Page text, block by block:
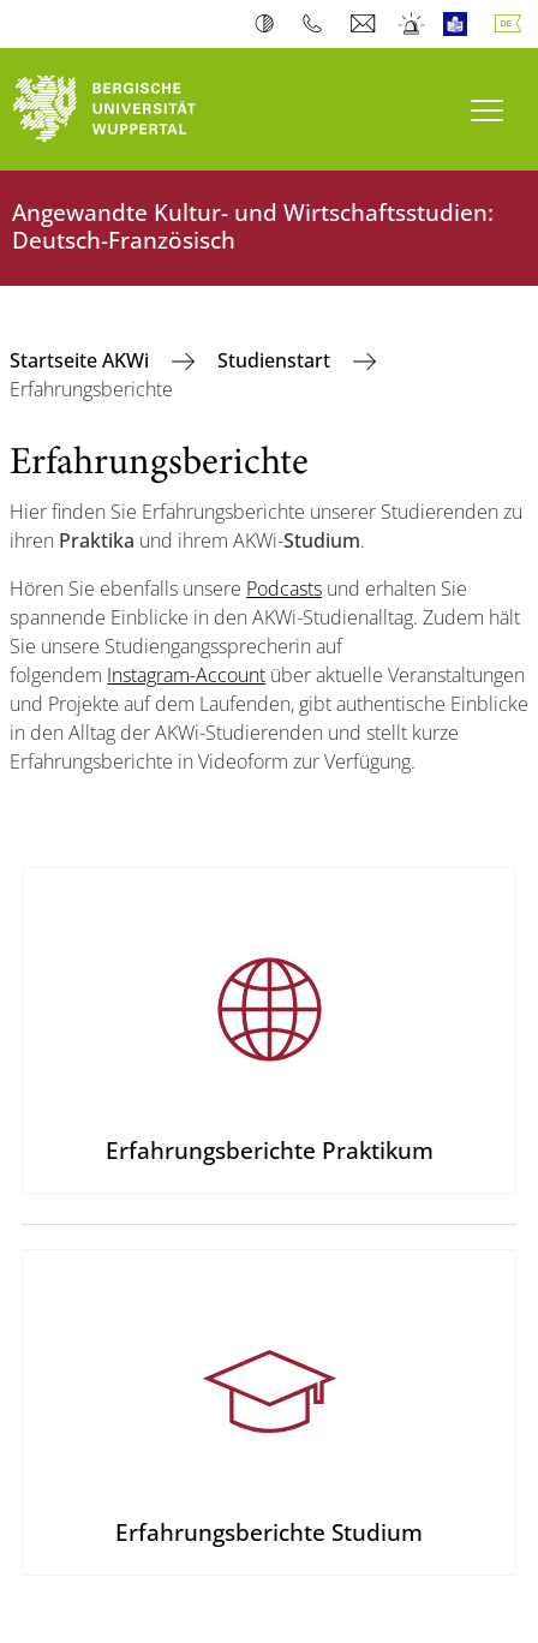
Angewandte Kultur- und Wirtschaftsstudien:
Deutsch-Französisch
Startseite AKWi
Studienstart
Erfahrungsberichte
Erfahrungsberichte
Hier finden Sie Erfahrungsberichte unserer Studierenden zu
ihren Praktika und ihrem AKWi-Studium.
Hören Sie ebenfalls unsere Podcasts und erhalten Sie
spannende Einblicke in den AKWi-Studienalltag. Zudem hält
Sie unsere Studiengangssprecherin auf
folgendem Instagram-Account über aktuelle Veranstaltungen
und Projekte auf dem Laufenden, gibt authentische Einblicke
in den Alltag der AKWi-Studierenden und stellt kurze
Erfahrungsberichte in Videoform zur Verfügung.
Erfahrungs­berichte Praktikum
Erfahrungs­berichte Studium